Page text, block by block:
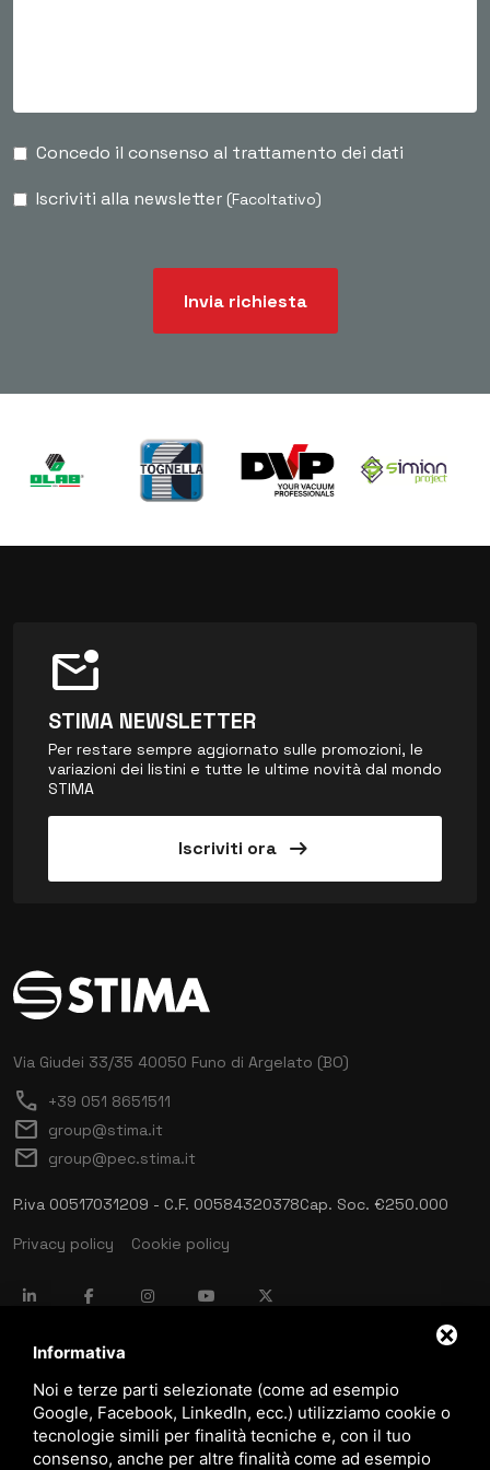
Concedo il consenso al trattamento dei dati
Iscriviti alla newsletter (Facoltativo)
Invia richiesta
mark_email_unread
STIMA NEWSLETTER
Per restare sempre aggiornato sulle promozioni, le
variazioni dei listini e tutte le ultime novità dal mondo
STIMA
Iscriviti ora arrow_right_alt
Via Giudei 33/35 40050 Funo di Argelato (BO)
call +39 051 8651511
mail group@stima.it
mail group@pec.stima.it
P.iva 00517031209 - C.F. 00584320378Cap. Soc. €250.000
Privacy policy
Cookie policy
language ITALIANO
download Catalogo Stima
Informativa
Noi e terze parti selezionate (come ad esempio
Google, Facebook, LinkedIn, ecc.) utilizziamo cookie o
tecnologie simili per finalità tecniche e, con il tuo
consenso, anche per altre finalità come ad esempio